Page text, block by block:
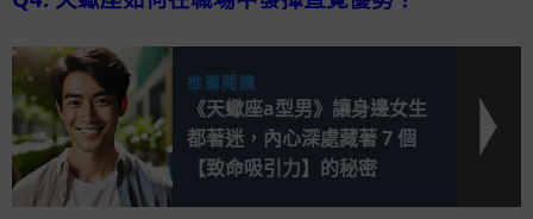
推薦閱讀
《天蠍座a型男》讓身邊女生
都著迷，內心深處藏著 7 個
【致命吸引力】的秘密